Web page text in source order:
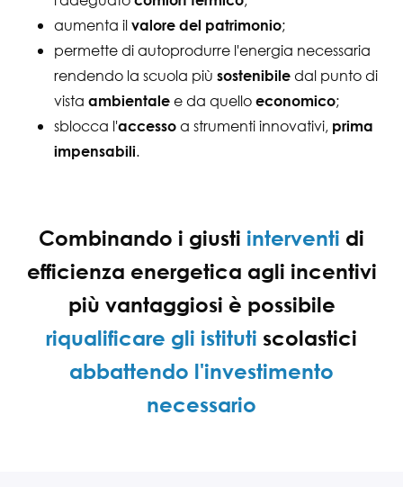
aumenta il valore del patrimonio;
permette di autoprodurre l'energia necessaria
rendendo la scuola più sostenibile dal punto di
vista ambientale e da quello economico;
sblocca l'accesso a strumenti innovativi, prima
impensabili.
Combinando i giusti interventi di
efficienza energetica agli incentivi
più vantaggiosi è possibile
riqualificare gli istituti scolastici
abbattendo l'investimento
necessario